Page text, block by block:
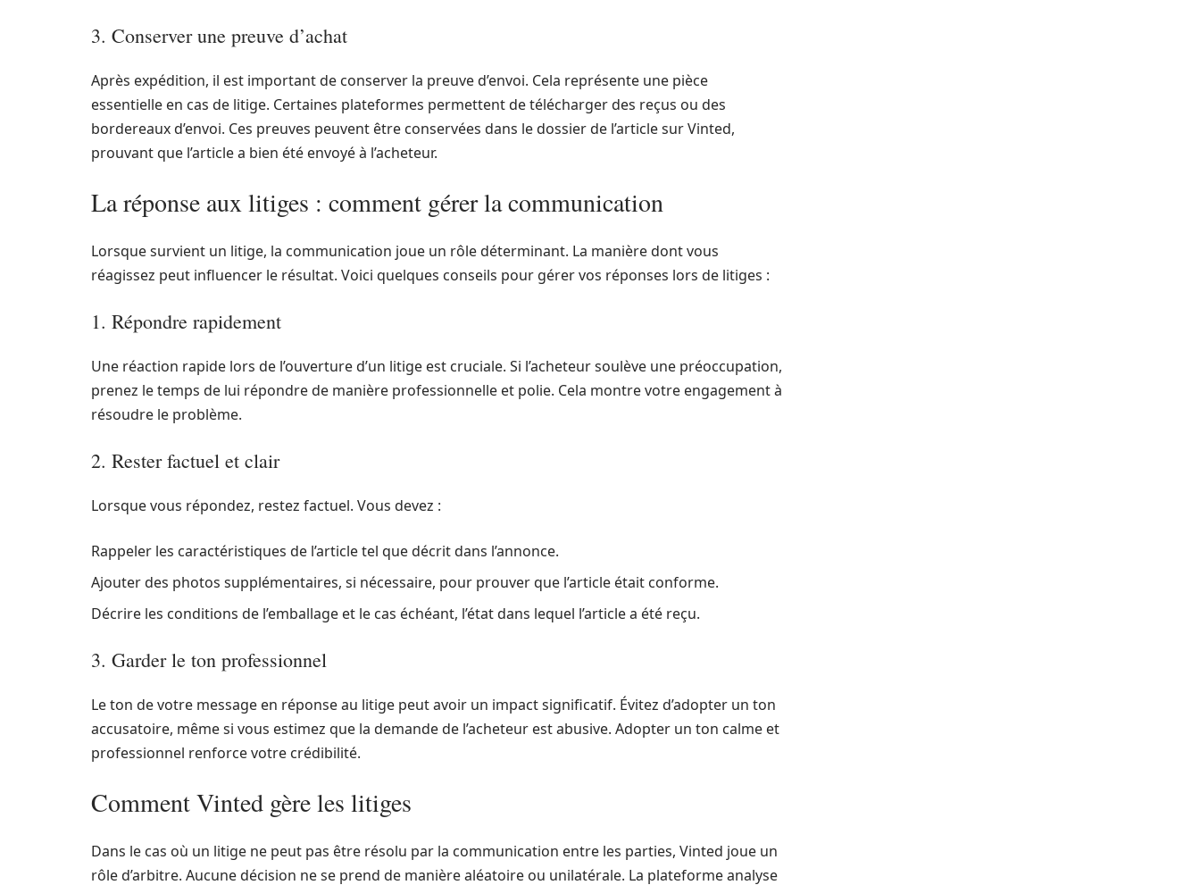
3. Conserver une preuve d’achat
Après expédition, il est important de conserver la preuve d’envoi. Cela représente une pièce
essentielle en cas de litige. Certaines plateformes permettent de télécharger des reçus ou des
bordereaux d’envoi. Ces preuves peuvent être conservées dans le dossier de l’article sur Vinted,
prouvant que l’article a bien été envoyé à l’acheteur.
La réponse aux litiges : comment gérer la communication
Lorsque survient un litige, la communication joue un rôle déterminant. La manière dont vous
réagissez peut influencer le résultat. Voici quelques conseils pour gérer vos réponses lors de litiges :
1. Répondre rapidement
Une réaction rapide lors de l’ouverture d’un litige est cruciale. Si l’acheteur soulève une préoccupation,
prenez le temps de lui répondre de manière professionnelle et polie. Cela montre votre engagement à
résoudre le problème.
2. Rester factuel et clair
Lorsque vous répondez, restez factuel. Vous devez :
Rappeler les caractéristiques de l’article tel que décrit dans l’annonce.
Ajouter des photos supplémentaires, si nécessaire, pour prouver que l’article était conforme.
Décrire les conditions de l’emballage et le cas échéant, l’état dans lequel l’article a été reçu.
3. Garder le ton professionnel
Le ton de votre message en réponse au litige peut avoir un impact significatif. Évitez d’adopter un ton
accusatoire, même si vous estimez que la demande de l’acheteur est abusive. Adopter un ton calme et
professionnel renforce votre crédibilité.
Comment Vinted gère les litiges
Dans le cas où un litige ne peut pas être résolu par la communication entre les parties, Vinted joue un
rôle d’arbitre. Aucune décision ne se prend de manière aléatoire ou unilatérale. La plateforme analyse